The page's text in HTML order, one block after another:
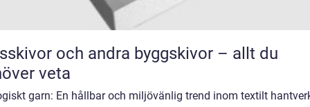
och andra byggskivor – allt du
veta
garn: En hållbar och miljövänlig trend inom textilt